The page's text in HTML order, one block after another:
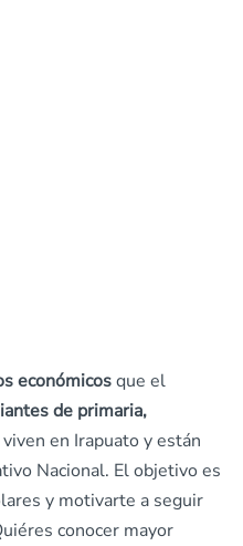
económicosque el
de primaria,
en Irapuato y están
Nacional. El objetivo es
y motivarte a seguir
conocer mayor